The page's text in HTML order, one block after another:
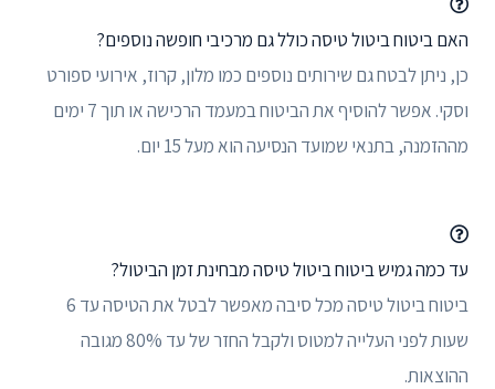
האם ביטוח ביטול טיסה כולל גם מרכיבי חופשה נוספים?
כן, ניתן לבטח גם שירותים נוספים כמו מלון, קרוז, אירועי ספורט
וסקי. אפשר להוסיף את הביטוח במעמד הרכישה או תוך 7 ימים
מההזמנה, בתנאי שמועד הנסיעה הוא מעל 15 יום.
עד כמה גמיש ביטוח ביטול טיסה מבחינת זמן הביטול?
ביטוח ביטול טיסה מכל סיבה מאפשר לבטל את הטיסה עד 6
שעות לפני העלייה למטוס ולקבל החזר של עד 80% מגובה
ההוצאות.